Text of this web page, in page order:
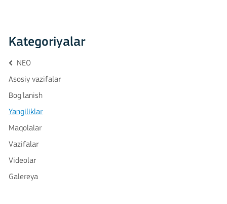
Kategoriyalar
NEO
Asosiy vazifalar
Bog'lanish
Yangiliklar
Maqolalar
Vazifalar
Videolar
Galereya